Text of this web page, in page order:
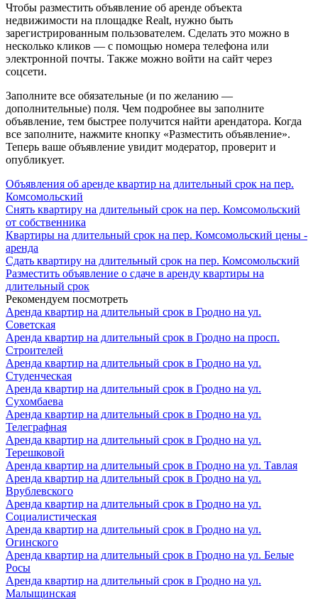
Чтобы разместить объявление об аренде объекта
недвижимости на площадке Realt, нужно быть
зарегистрированным пользователем. Сделать это можно в
несколько кликов — с помощью номера телефона или
электронной почты. Также можно войти на сайт через
соцсети.
Заполните все обязательные (и по желанию —
дополнительные) поля. Чем подробнее вы заполните
объявление, тем быстрее получится найти арендатора. Когда
все заполните, нажмите кнопку «Разместить объявление».
Теперь ваше объявление увидит модератор, проверит и
опубликует.
Объявления об аренде квартир на длительный срок на пер.
Комсомольский
Снять квартиру на длительный срок на пер. Комсомольский
от собственника
Квартиры на длительный срок на пер. Комсомольский цены -
аренда
Сдать квартиру на длительный срок на пер. Комсомольский
Разместить объявление о сдаче в аренду квартиры на
длительный срок
Рекомендуем посмотреть
Аренда квартир на длительный срок в Гродно на ул.
Советская
Аренда квартир на длительный срок в Гродно на просп.
Строителей
Аренда квартир на длительный срок в Гродно на ул.
Студенческая
Аренда квартир на длительный срок в Гродно на ул.
Сухомбаева
Аренда квартир на длительный срок в Гродно на ул.
Телеграфная
Аренда квартир на длительный срок в Гродно на ул.
Терешковой
Аренда квартир на длительный срок в Гродно на ул. Тавлая
Аренда квартир на длительный срок в Гродно на ул.
Врублевского
Аренда квартир на длительный срок в Гродно на ул.
Социалистическая
Аренда квартир на длительный срок в Гродно на ул.
Огинского
Аренда квартир на длительный срок в Гродно на ул. Белые
Росы
Аренда квартир на длительный срок в Гродно на ул.
Малыщинская